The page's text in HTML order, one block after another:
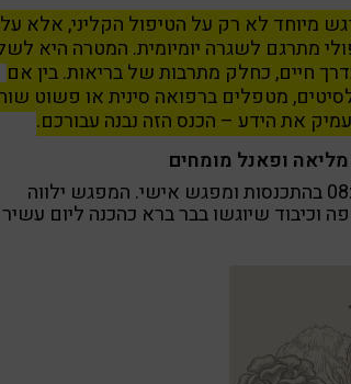
מיוחד לא רק על הטיפול הקליני, אלא על
מתרגם לשגרה יומיומית. המטרה היא
חיים, כחלק מתרבות של בריאות. בין אם
מטפלים ברפואה סינית או פשוט
את הידע – הכנס הזה נבנה עבורכם.
ופאנל מומחים
היום ייפתח בשעה 08:30 בהתכנסות ומפגש אישי. המפגש ילווה
וכיבוד שיוגשו בבר ברא כהכנה ליום עשיר